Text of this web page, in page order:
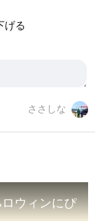
げる
ささしな
ウィンにぴっ